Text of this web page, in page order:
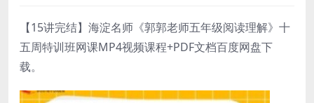
【15讲完结】海淀名师《郭郭老师五年级阅读理解》十
五周特训班网课MP4视频课程+PDF文档百度网盘下
载。